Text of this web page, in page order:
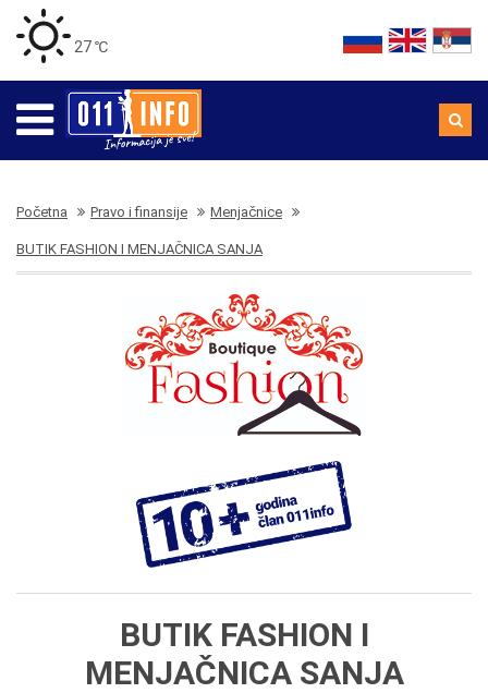
27 ℃
Početna Pravo i finansije Menjačnice
BUTIK FASHION I MENJAČNICA SANJA
BUTIK FASHION I
MENJAČNICA SANJA